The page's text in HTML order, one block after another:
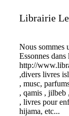
Librairie
Nous sommes
Essonnes
http://
,divers livres
, musc,
, qamis , jilbeb
, livres pour
hijama, etc...